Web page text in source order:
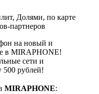
Долями, по карте
партнеров
на новый и
в MIRAPHONE!
сети и
500 рублей!
MIRAPHONE: